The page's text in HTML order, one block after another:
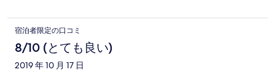
宿泊者限定の口コミ
8/10 (とても良い)
2019 年 10 月 17 日